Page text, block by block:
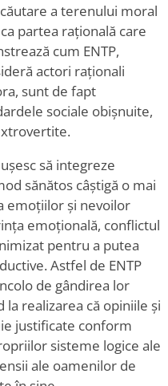
a terenului moral
partea rațională care
cum ENTP,
actori raționali
sunt de fapt
sociale obișnuite,
să integreze
sănătos câștigă o mai
emoțiilor și nevoilor
emoțională, conflictul
pentru a putea
Astfel de ENTP
de gândirea lor
realizarea că opiniile și
justificate conform
sisteme logice ale
ale oamenilor de